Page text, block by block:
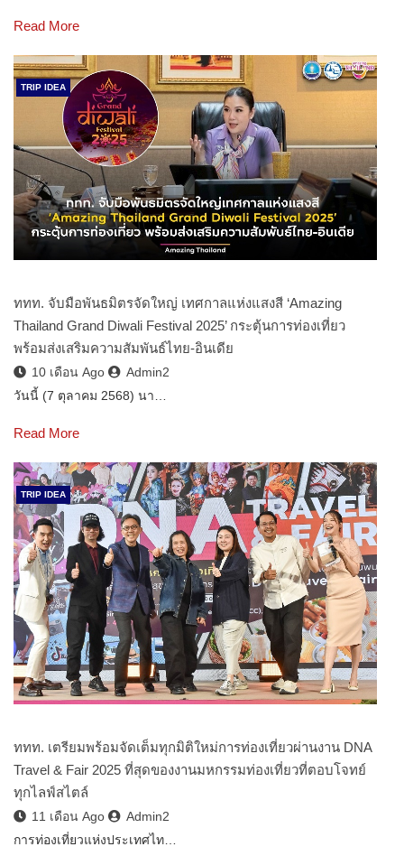
Read More
TRIP IDEA
ททท. จับมือพันธมิตรจัดใหญ่ เทศกาลแห่งแสงสี ‘Amazing
Thailand Grand Diwali Festival 2025’ กระตุ้นการท่องเที่ยว
พร้อมส่งเสริมความสัมพันธ์ไทย-อินเดีย
10 เดือน Ago
Admin2
วันนี้ (7 ตุลาคม 2568) นา…
Read More
TRIP IDEA
ททท. เตรียมพร้อมจัดเต็มทุกมิติใหม่การท่องเที่ยวผ่านงาน DNA
Travel & Fair 2025 ที่สุดของงานมหกรรมท่องเที่ยวที่ตอบโจทย์
ทุกไลฟ์สไตล์
11 เดือน Ago
Admin2
การท่องเที่ยวแห่งประเทศไท…